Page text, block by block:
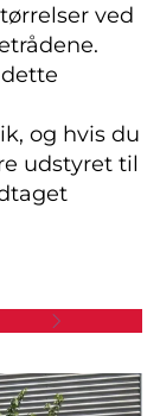
ved
og hvis du
udstyret til